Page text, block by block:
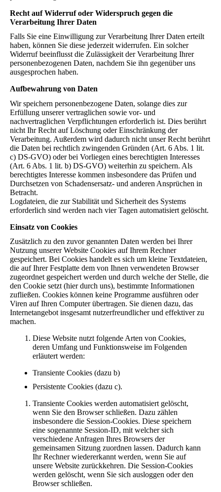
Recht auf Widerruf oder Widerspruch gegen die
Verarbeitung Ihrer Daten
Falls Sie eine Einwilligung zur Verarbeitung Ihrer Daten erteilt
haben, können Sie diese jederzeit widerrufen. Ein solcher
Widerruf beeinflusst die Zulässigkeit der Verarbeitung Ihrer
personenbezogenen Daten, nachdem Sie ihn gegenüber uns
ausgesprochen haben.
Aufbewahrung von Daten
Wir speichern personenbezogene Daten, solange dies zur
Erfüllung unserer vertraglichen sowie vor- und
nachvertraglichen Verpflichtungen erforderlich ist. Dies berührt
nicht Ihr Recht auf Löschung oder Einschränkung der
Verarbeitung. Außerdem wird dadurch nicht unser Recht berührt
die Daten bei rechtlich zwingenden Gründen (Art. 6 Abs. 1 lit.
c) DS-GVO) oder bei Vorliegen eines berechtigten Interesses
(Art. 6 Abs. 1 lit. b) DS-GVO) weiterhin zu speichern. Als
berechtigtes Interesse kommen insbesondere das Prüfen und
Durchsetzen von Schadensersatz- und anderen Ansprüchen in
Betracht.
Logdateien, die zur Stabilität und Sicherheit des Systems
erforderlich sind werden nach vier Tagen automatisiert gelöscht.
Einsatz von Cookies
Zusätzlich zu den zuvor genannten Daten werden bei Ihrer
Nutzung unserer Website Cookies auf Ihrem Rechner
gespeichert. Bei Cookies handelt es sich um kleine Textdateien,
die auf Ihrer Festplatte dem von Ihnen verwendeten Browser
zugeordnet gespeichert werden und durch welche der Stelle, die
den Cookie setzt (hier durch uns), bestimmte Informationen
zufließen. Cookies können keine Programme ausführen oder
Viren auf Ihren Computer übertragen. Sie dienen dazu, das
Internetangebot insgesamt nutzerfreundlicher und effektiver zu
machen.
Diese Website nutzt folgende Arten von Cookies,
deren Umfang und Funktionsweise im Folgenden
erläutert werden:
Transiente Cookies (dazu b)
Persistente Cookies (dazu c).
Transiente Cookies werden automatisiert gelöscht,
wenn Sie den Browser schließen. Dazu zählen
insbesondere die Session-Cookies. Diese speichern
eine sogenannte Session-ID, mit welcher sich
verschiedene Anfragen Ihres Browsers der
gemeinsamen Sitzung zuordnen lassen. Dadurch kann
Ihr Rechner wiedererkannt werden, wenn Sie auf
unsere Website zurückkehren. Die Session-Cookies
werden gelöscht, wenn Sie sich ausloggen oder den
Browser schließen.